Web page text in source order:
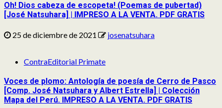
Oh! Dios cabeza de escopeta! (Poemas de pubertad)
[José Natsuhara] | IMPRESO A LA VENTA. PDF GRATIS
25 de diciembre de 2021 josenatsuhara
ContraEditorial Primate
Voces de plomo: Antología de poesía de Cerro de Pasco
[Comp. José Natsuhara y Albert Estrella] | Colección
Mapa del Perú. IMPRESO A LA VENTA. PDF GRATIS